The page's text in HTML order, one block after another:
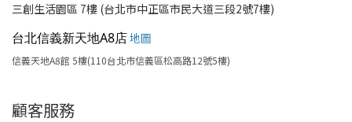
三創生活園區 7樓 (台北市中正區市民大道三段2號7樓)
台北信義新天地A8店地圖
信義天地A8館 5樓(110台北市信義區松高路12號5樓)
顧客服務